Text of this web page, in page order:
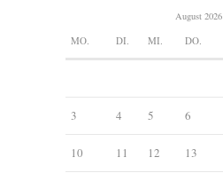
August 2026
MO. DI. MI. DO.
3 4 5 6
10 11 12 13